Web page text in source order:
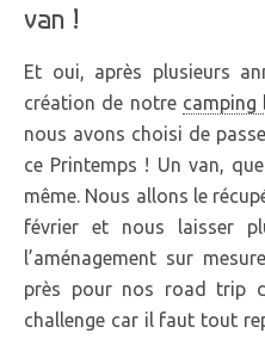
van !
Et oui, après plusieurs
création de notre camping
nous avons choisi de
ce Printemps ! Un van,
même. Nous allons le
février et nous laisser
l’aménagement sur
près pour nos road trip
challenge car il faut tout